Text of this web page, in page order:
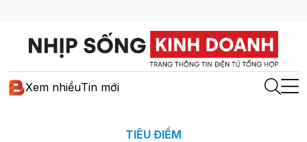
Xem nhiềuTin mới
TIÊU ĐIỂM